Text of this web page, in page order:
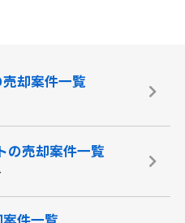
売却案件一覧
の売却案件一覧